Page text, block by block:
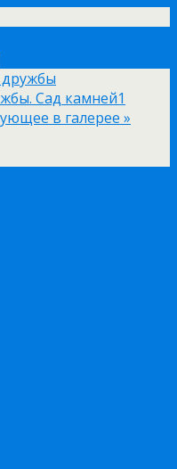
дружбы
в галерее »